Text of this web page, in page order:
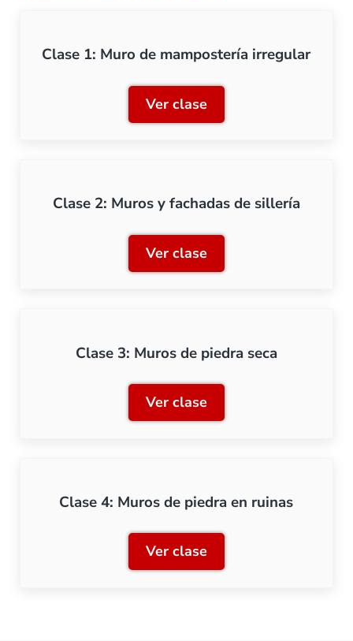
Clase 1: Muro de mampostería irregular
Ver claseClase 1: Muro de
Clase 2: Muros y fachadas de sillería
Ver claseClase 2: Muros y
Clase 3: Muros de piedra seca
Ver claseClase 3: Muros de piedra
Clase 4: Muros de piedra en ruinas
Ver claseClase 4: Muros de piedra